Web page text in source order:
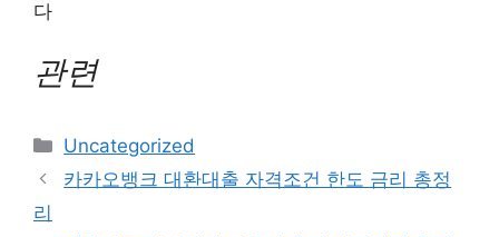
다
관련
Categories
Uncategorized
Post
navigation
카카오뱅크 대환대출 자격조건 한도 금리 총정
리